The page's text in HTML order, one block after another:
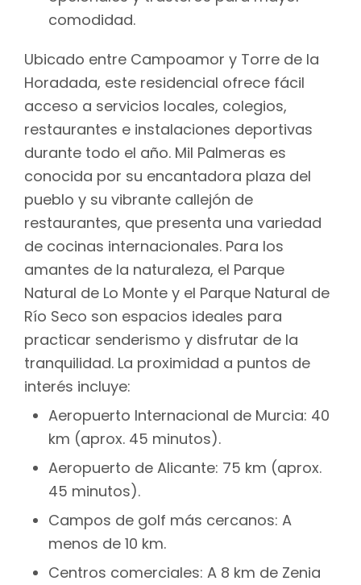
comodidad.
Ubicado entre Campoamor y Torre de la
Horadada, este residencial ofrece fácil
acceso a servicios locales, colegios,
restaurantes e instalaciones deportivas
durante todo el año. Mil Palmeras es
conocida por su encantadora plaza del
pueblo y su vibrante callejón de
restaurantes, que presenta una variedad
de cocinas internacionales. Para los
amantes de la naturaleza, el Parque
Natural de Lo Monte y el Parque Natural de
Río Seco son espacios ideales para
practicar senderismo y disfrutar de la
tranquilidad. La proximidad a puntos de
interés incluye:
Aeropuerto Internacional de Murcia: 40
km (aprox. 45 minutos).
Aeropuerto de Alicante: 75 km (aprox.
45 minutos).
Campos de golf más cercanos: A
menos de 10 km.
Centros comerciales: A 8 km de Zenia